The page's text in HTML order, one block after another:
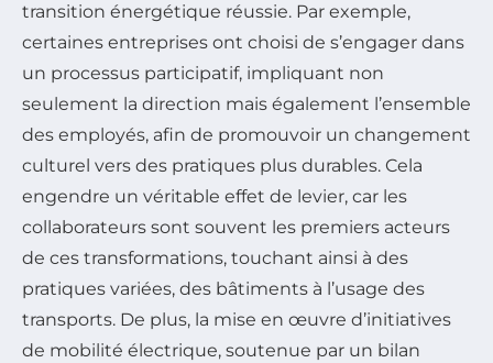
transition énergétique réussie. Par exemple,
certaines entreprises ont choisi de s’engager dans
un processus participatif, impliquant non
seulement la direction mais également l’ensemble
des employés, afin de promouvoir un changement
culturel vers des pratiques plus durables. Cela
engendre un véritable effet de levier, car les
collaborateurs sont souvent les premiers acteurs
de ces transformations, touchant ainsi à des
pratiques variées, des bâtiments à l’usage des
transports. De plus, la mise en œuvre d’initiatives
de mobilité électrique, soutenue par un bilan